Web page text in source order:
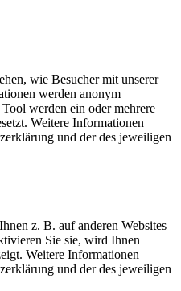
wie Besucher mit unserer
werden anonym
werden ein oder mehrere
Weitere Informationen
und der des jeweiligen
z. B. auf anderen Websites
Sie sie, wird Ihnen
Weitere Informationen
und der des jeweiligen